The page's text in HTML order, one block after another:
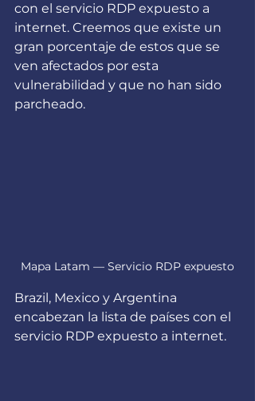
con el servicio RDP expuesto a
internet. Creemos que existe un
gran porcentaje de estos que se
ven afectados por esta
vulnerabilidad y que no han sido
parcheado.
Mapa Latam — Servicio RDP expuesto
Brazil, Mexico y Argentina
encabezan la lista de países con el
servicio RDP expuesto a internet.